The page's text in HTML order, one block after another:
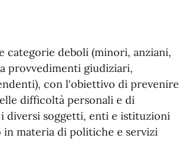
categorie deboli (minori, anziani,
provvedimenti giudiziari,
con l'obiettivo di prevenire
difficoltà personali e di
diversi soggetti, enti e istituzioni
materia di politiche e servizi